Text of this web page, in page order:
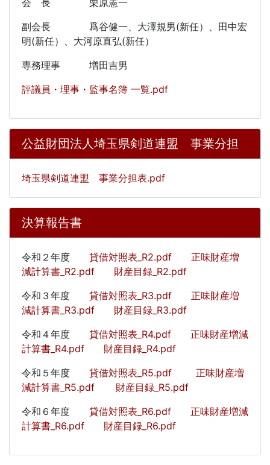
会 長 栗原憲一
副会長 爲谷健一、大澤規男(新任）、田中宏
明(新任）、大河原直弘(新任）
専務理事 増田吉男
評議員・理事・監事名簿 一覧.pdf
公益財団法人埼玉県剣道連盟 事業分担
埼玉県剣道連盟 事業分担表.pdf
決算報告書
令和２年度 貸借対照表_R2.pdf
正味財産増
減計算書_R2.pdf
財産目録_R2.pdf
令和３年度 貸借対照表_R3.pdf
正味財産増
減計算書_R3.pdf
財産目録_R3.pdf
令和４年度 貸借対照表_R4.pdf
正味財産増減
計算書_R4.pdf
財産目録_R4.pdf
令和５年度 貸借対照表_R5.pdf
正味財産増
減計算書_R5.pdf
財産目録_R5.pdf
令和６年度 貸借対照表_R6.pdf
正味財産増減
計算書_R6.pdf
財産目録_R6.pdf